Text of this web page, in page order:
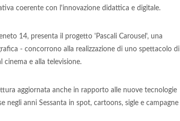
coerente con l'innovazione didattica e digitale.
14, presenta il progetto 'Pascali Carousel', una
- concorrono alla realizzazione di uno spettacolo di
cinema e alla televisione.
aggiornata anche in rapporto alle nuove tecnologie
negli anni Sessanta in spot, cartoons, sigle e campagne